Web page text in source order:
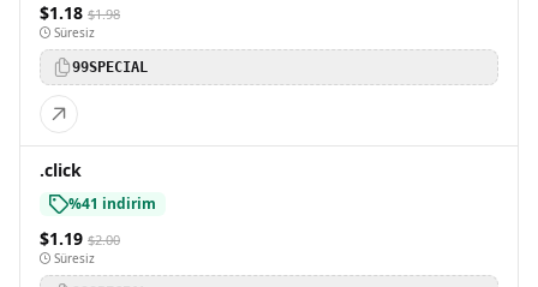
$1.18 $1.98
Süresiz
99SPECIAL
.click
%41 indirim
$1.19 $2.00
Süresiz